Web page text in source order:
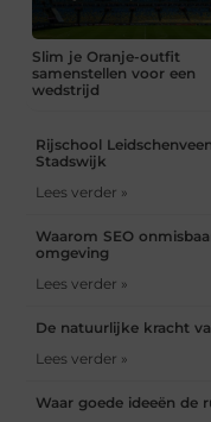
Slim je Oranje-outfit
samenstellen voor een
wedstrijd
Rijschool
Stadswijk
Lees verder »
Waarom SEO
omgeving
Lees verder »
De natuurlijke kracht
Lees verder »
Waar goede ideeën de